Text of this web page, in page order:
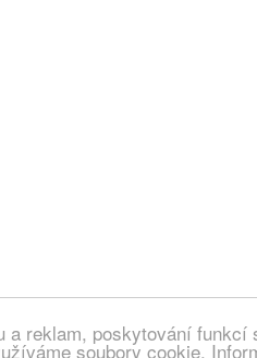
a reklam, poskytování
soubory cookie.